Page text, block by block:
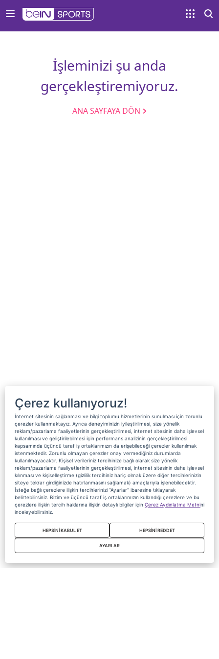
İşleminizi şu anda
gerçekleştiremiyoruz.
ANA SAYFAYA DÖN
Çerez kullanıyoruz!
İnternet sitesinin sağlanması ve bilgi toplumu hizmetlerinin sunulması için zorunlu
çerezler kullanmaktayız. Ayrıca deneyiminizin iyileştirilmesi, size yönelik
reklam/pazarlama faaliyetlerinin gerçekleştirilmesi, internet sitesinin daha işlevsel
kullanılması ve geliştirilebilmesi için performans analizinin gerçekleştirilmesi
kapsamında üçüncü taraf iş ortaklarımızın da erişebileceği çerezler kullanılmak
istenmektedir. Zorunlu olmayan çerezler onay vermediğiniz durumlarda
kullanılmayacaktır. Kişisel verileriniz tercihinize bağlı olarak size yönelik
reklam/pazarlama faaliyetlerinin gerçekleştirilmesi, internet sitesinin daha işlevsel
kılınması ve kişiselleştirme (gizlilik tercihiniz hariç olmak üzere diğer tercihlerinizin
siteye tekrar girdiğinizde hatırlanmasını sağlamak) amaçlarıyla işlenebilecektir.
İsteğe bağlı çerezlere ilişkin tercihlerinizi “Ayarlar” ibaresine tıklayarak
belirtebilirsiniz. Bizim ve üçüncü taraf iş ortaklarımızın kullandığı çerezlere ve bu
çerezlere ilişkin tercih haklarına ilişkin detaylı bilgiler için Çerez Aydınlatma Metnini
inceleyebilirsiniz.
HEPSİNİ KABUL ET HEPSİNİ REDDET
AYARLAR